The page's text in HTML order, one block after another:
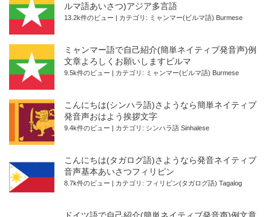
ルマ語あいさつ)アジア多言語
13.2k件のビュー | カテゴリ: ミャンマー(ビルマ語) Burmese
ミャンマー語で自己紹介(簡単ネイティブ発音声)例
文章よろしくお願いしますビルマ
9.5k件のビュー | カテゴリ: ミャンマー(ビルマ語) Burmese
こんにちは(シンハラ語)さようなら簡単ネイティブ
発音声おはよう挨拶文字
9.4k件のビュー | カテゴリ: シンハラ語 Sinhalese
こんにちは(タガログ語)さようなら発音ネイティブ
音声基本あいさつフィリピン
8.7k件のビュー | カテゴリ: フィリピン(タガログ語) Tagalog
ドイツ語で自己紹介(簡単ネイティブ発音声)例文章